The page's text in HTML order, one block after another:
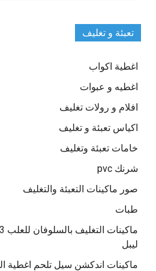
تعبئة و تغليف
اغطية اكواب
اغطيه و عبوات
افلام و رولات تغليف
اكياس تعبئة و تغليف
خامات تعبئة وتغليف
شرنك pvc
صور ماكينات التعبئة والتغليف
طبات
ليبل
ماكينات اندكشن سيل تلحم اغطية